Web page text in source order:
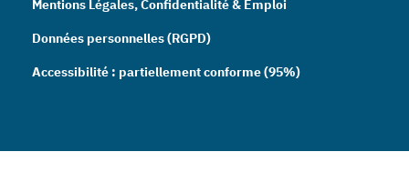
Mentions Légales, Confidentialité & Emploi
Données personnelles (RGPD)
Accessibilité : partiellement conforme (95%)